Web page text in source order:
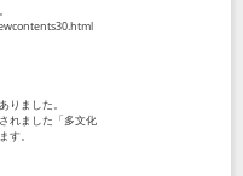
ました。
ました「多文化
。